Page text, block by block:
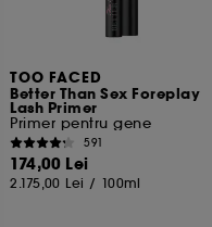
TOO FACED
Better Than Sex Foreplay
Lash Primer
Primer pentru gene
591
174,00 Lei
2.175,00 Lei / 100ml